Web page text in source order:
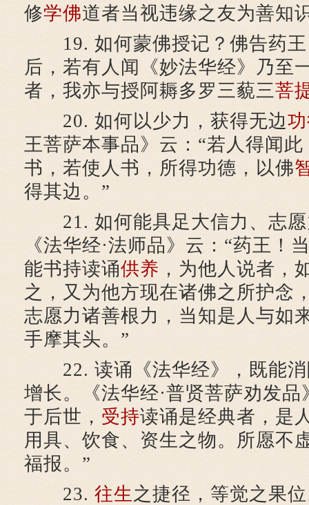
修学佛道者当视违缘之友为善知
19. 如何蒙佛授记？佛告药王
后，若有人闻《妙法华经》乃至
者，我亦与授阿耨多罗三藐三菩
20. 如何以少力，获得无边
王菩萨本事品》云：“若人得闻
书，若使人书，所得功德，以佛
得其边。”
21. 如何能具足大信力、志愿
《法华经·法师品》云：“药王！
能书持读诵供养 ，为他人说者，
之，又为他方现在诸佛之所护念
志愿力诸善根力，当知是人与如
手摩其头。”
22. 读诵《法华经》，既能消
增长。《法华经·普贤菩萨劝发品
于后世， 受持读诵是经典者，是
用具、饮食、资生之物。所愿不
福报。”
23. 往生 之捷径，等觉之果